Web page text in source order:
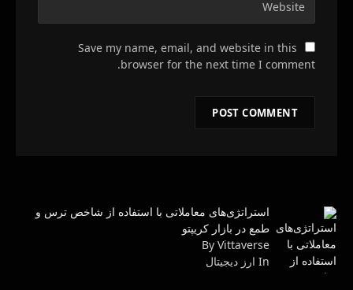
Save my name, email, and website in this
browser for the next time I comment.
استراتژی‌های معاملاتی با استفاده از شاخص ترس و
طمع در بازار کریپتو
By Vittaverse
In ارز دیجیتال